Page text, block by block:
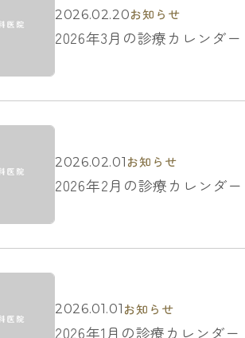
2026.02.20お知らせ
2026年3月の診療カレンダー
2026.02.01お知らせ
2026年2月の診療カレンダー
2026.01.01 お知らせ
2026年1月の診療カレンダー